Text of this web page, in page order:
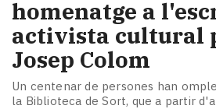
homenatge a
activista cultural
Josep Colom
Un centenar de persones han
la Biblioteca de Sort, que a partir